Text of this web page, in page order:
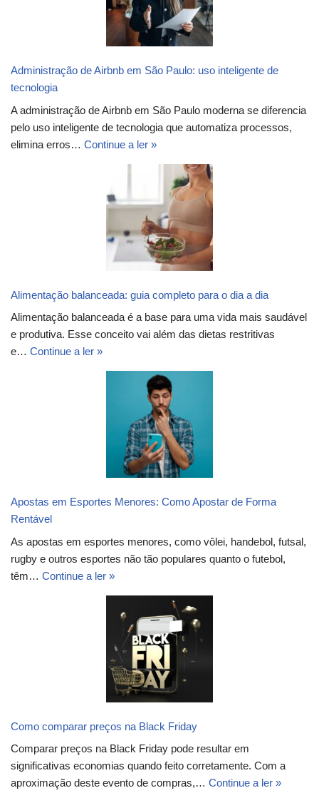
Administração de Airbnb em São Paulo: uso inteligente de
tecnologia
A administração de Airbnb em São Paulo moderna se diferencia
pelo uso inteligente de tecnologia que automatiza processos,
elimina erros… Continue a ler »
Alimentação balanceada: guia completo para o dia a dia
Alimentação balanceada é a base para uma vida mais saudável
e produtiva. Esse conceito vai além das dietas restritivas
e… Continue a ler »
Apostas em Esportes Menores: Como Apostar de Forma
Rentável
As apostas em esportes menores, como vôlei, handebol, futsal,
rugby e outros esportes não tão populares quanto o futebol,
têm… Continue a ler »
Como comparar preços na Black Friday
Comparar preços na Black Friday pode resultar em
significativas economias quando feito corretamente. Com a
aproximação deste evento de compras,… Continue a ler »